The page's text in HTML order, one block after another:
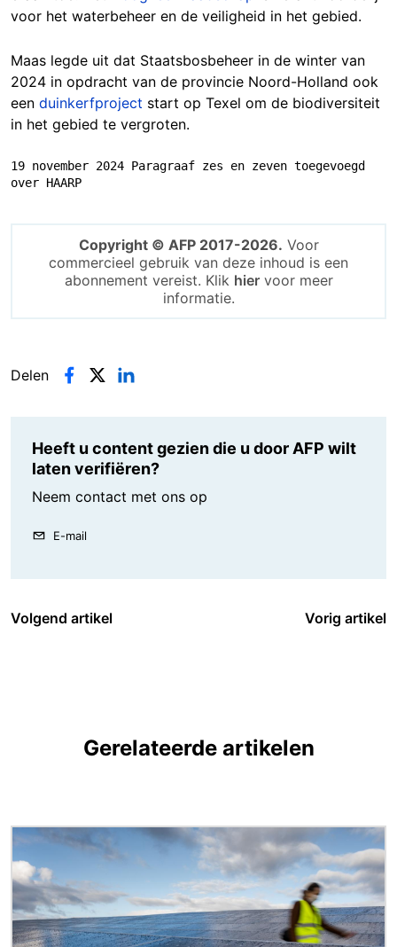
voor het waterbeheer en de veiligheid in het gebied.
Maas legde uit dat Staatsbosbeheer in de winter van
2024 in opdracht van de provincie Noord-Holland ook
een duinkerfproject start op Texel om de biodiversiteit
in het gebied te vergroten.
19 november 2024 Paragraaf zes en zeven toegevoegd
over HAARP
Copyright © AFP 2017-2026. Voor
commercieel gebruik van deze inhoud is een
abonnement vereist. Klik hiervoor meer
informatie.
Delen
Heeft u content gezien die u door AFP wilt
laten verifiëren?
Neem contact met ons op
E-mail
Volgend artikel Vorig artikel
Gerelateerde artikelen
Afbeelding